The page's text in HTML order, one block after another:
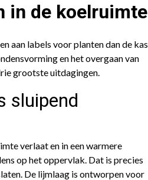
in de koelruimte
aan labels voor planten dan de kas
en het overgaan van
grootste uitdagingen.
sluipend
verlaat en in een warmere
op het oppervlak. Dat is precies
De lijmlaag is ontworpen voor